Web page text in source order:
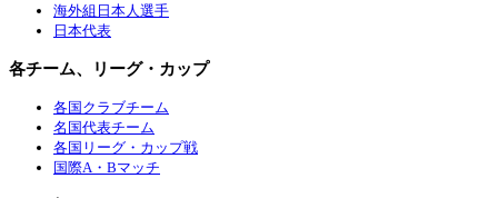
海外組日本人選手
日本代表
各チーム、リーグ・カップ
各国クラブチーム
名国代表チーム
各国リーグ・カップ戦
国際A・Bマッチ